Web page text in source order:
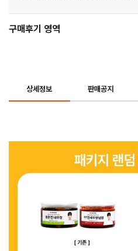
구매후기 영역
상세정보 판매공지